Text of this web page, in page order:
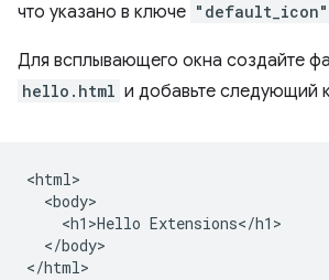
что указано в ключе "default_icon"
Для всплывающего окна создайте
hello.html и добавьте следующий
<html>
  <body>
    <h1>Hello Extensions</h1>
  </body>